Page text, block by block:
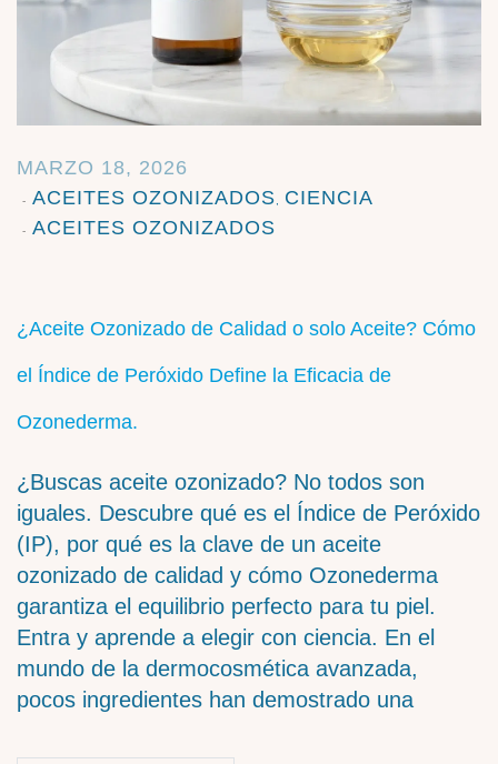
MARZO 18, 2026
ACEITES OZONIZADOS CIENCIA
ACEITES OZONIZADOS
¿Aceite Ozonizado de Calidad o solo Aceite? Cómo
el Índice de Peróxido Define la Eficacia de
Ozonederma.
¿Buscas aceite ozonizado? No todos son
iguales. Descubre qué es el Índice de Peróxido
(IP), por qué es la clave de un aceite
ozonizado de calidad y cómo Ozonederma
garantiza el equilibrio perfecto para tu piel.
Entra y aprende a elegir con ciencia. En el
mundo de la dermocosmética avanzada,
pocos ingredientes han demostrado una